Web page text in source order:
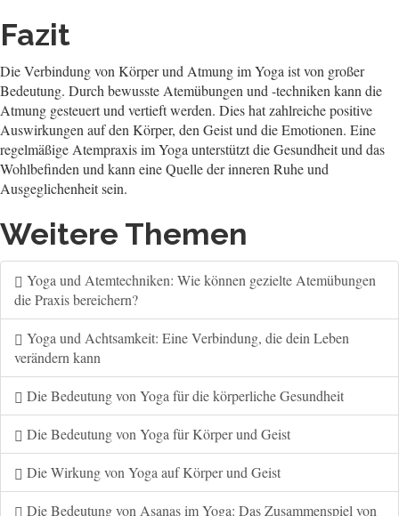
Fazit
Die Verbindung von Körper und Atmung im Yoga ist von großer
Bedeutung. Durch bewusste Atemübungen und -techniken kann die
Atmung gesteuert und vertieft werden. Dies hat zahlreiche positive
Auswirkungen auf den Körper, den Geist und die Emotionen. Eine
regelmäßige Atempraxis im Yoga unterstützt die Gesundheit und das
Wohlbefinden und kann eine Quelle der inneren Ruhe und
Ausgeglichenheit sein.
Weitere Themen
Yoga und Atemtechniken: Wie können gezielte Atemübungen
die Praxis bereichern?
Yoga und Achtsamkeit: Eine Verbindung, die dein Leben
verändern kann
Die Bedeutung von Yoga für die körperliche Gesundheit
Die Bedeutung von Yoga für Körper und Geist
Die Wirkung von Yoga auf Körper und Geist
Die Bedeutung von Asanas im Yoga: Das Zusammenspiel von